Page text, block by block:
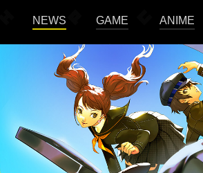
NEWS GAME ANIME